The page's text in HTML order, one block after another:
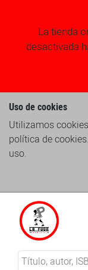
La tienda
desactivada
Uso de cookies
Utilizamos
política de
uso.